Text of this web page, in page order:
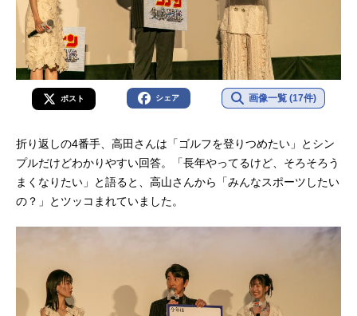
ポスト シェア 画像一覧 (17件)
折り返しの4番手、高田さんは「ゴルフを登りつめたい」とシン
プルだけどわかりやすい回答。「長年やってるけど、そろそろう
まくなりたい」と語ると、高山さんから「みんなスポーツしたい
の？」とツッコまれていました。